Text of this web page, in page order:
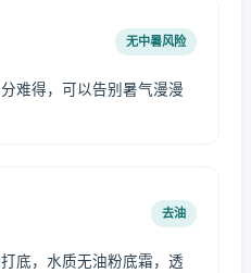
无中暑风险
难得，可以告别暑气漫漫
去油
底，水质无油粉底霜，透